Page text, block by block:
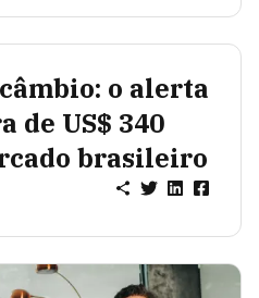
o alerta
de US$ 340
brasileiro